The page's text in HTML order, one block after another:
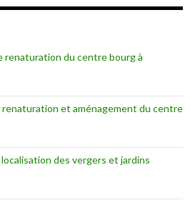
renaturation du centre bourg à
renaturation et aménagement du centre
des vergers et jardins